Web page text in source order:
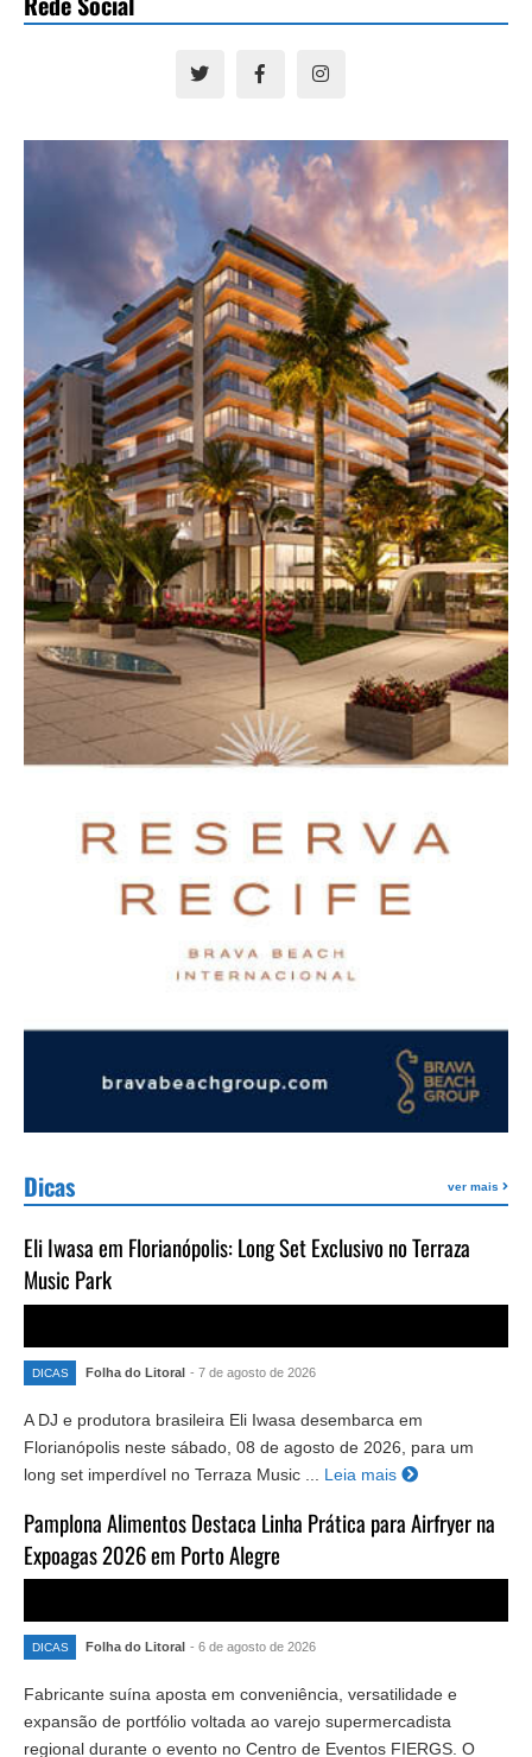
Dicas ver mais
Eli Iwasa em Florianópolis: Long Set Exclusivo no Terraza
Music Park
DICAS Folha do Litoral - 7 de agosto de 2026
A DJ e produtora brasileira Eli Iwasa desembarca em
Florianópolis neste sábado, 08 de agosto de 2026, para um
long set imperdível no Terraza Music ...
Leia mais
Pamplona Alimentos Destaca Linha Prática para Airfryer na
Expoagas 2026 em Porto Alegre
DICAS Folha do Litoral - 6 de agosto de 2026
Fabricante suína aposta em conveniência, versatilidade e
expansão de portfólio voltada ao varejo supermercadista
regional durante o evento no Centro de Eventos FIERGS. O